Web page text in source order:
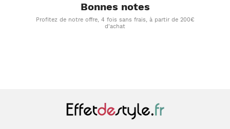
Bonnes notes
Profitez de notre offre, 4 fois sans frais, à partir de 200€
d'achat